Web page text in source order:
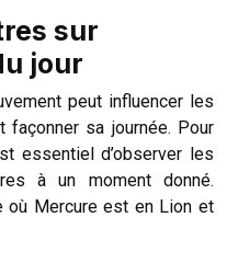
sur
jour
peut influencer les
façonner sa journée. Pour
essentiel d’observer les
à un moment donné.
où Mercure est en Lion et